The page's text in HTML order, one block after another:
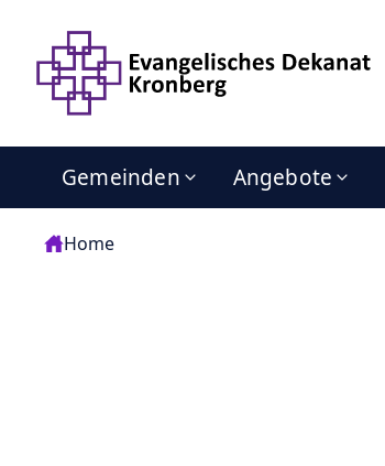
Gemeinden Angebote
Home